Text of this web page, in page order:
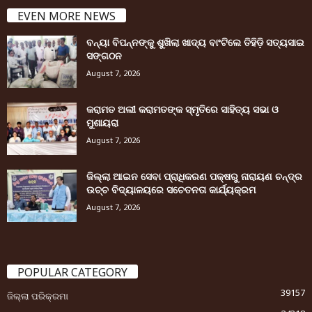
EVEN MORE NEWS
ବନ୍ୟା ବିପନ୍ନଙ୍କୁ ଶୁଖିଲା ଖାଦ୍ୟ ବାଂଟିଲେ ତିହିଡି଼ ସତ୍ୟସାଇ
ସଙ୍ଗଠନ
August 7, 2026
କରାମତ ଅଲୀ କରାମତଙ୍କ ସ୍ମୃତିରେ ସାହିତ୍ୟ ସଭା ଓ
ମୁଶାୟରା
August 7, 2026
ଜିଲ୍ଲା ଆଇନ ସେବା ପ୍ରାଧିକରଣ ପକ୍ଷରୁ ନାରାୟଣ ଚନ୍ଦ୍ର
ଉଚ୍ଚ ବିଦ୍ୟାଳୟରେ ସଚେତନତା କାର୍ଯ୍ୟକ୍ରମ
August 7, 2026
POPULAR CATEGORY
ଜିଲ୍ଲା ପରିକ୍ରମା
39157